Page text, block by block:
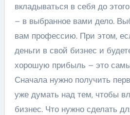
вкладываться в себя до
– в выбранное вами дело.
вам профессию. При этом,
деньги в свой бизнес и
хорошую прибыль – это
Сначала нужно получить
уже думать над тем, чтобы
бизнес. Что нужно сделать